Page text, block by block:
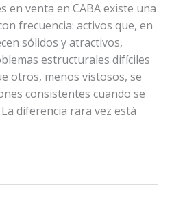
en venta en CABA existe una
frecuencia: activos que, en
sólidos y atractivos,
estructurales difíciles
otros, menos vistosos, se
consistentes cuando se
diferencia rara vez está